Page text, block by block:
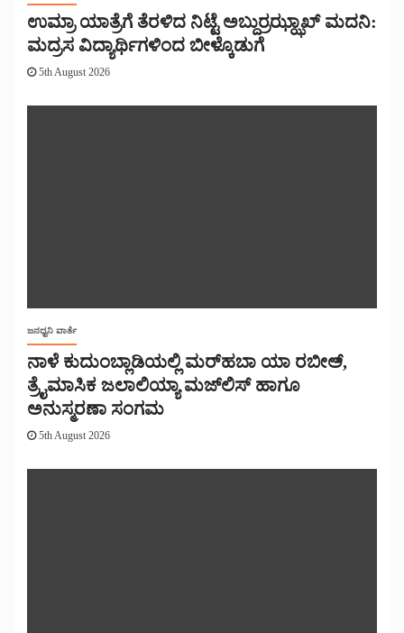
ಉಮ್ರಾ ಯಾತ್ರೆಗೆ ತೆರಳಿದ ನಿಟ್ಟೆ ಅಬ್ದುರ್ರಝ್ಝಾಖ್ ಮದನಿ:
ಮದ್ರಸ ವಿದ್ಯಾರ್ಥಿಗಳಿಂದ ಬೀಳ್ಕೊಡುಗೆ
5th August 2026
ಜನಧ್ವನಿ ವಾರ್ತೆ
ನಾಳೆ ಕುದುಂಬ್ಲಾಡಿಯಲ್ಲಿ ಮರ್‌‌ಹಬಾ ಯಾ ರಬೀಅ್,
ತ್ರೈಮಾಸಿಕ ಜಲಾಲಿಯ್ಯಾ ಮಜ್‌‌ಲಿಸ್‌‌ ಹಾಗೂ
ಅನುಸ್ಮರಣಾ ಸಂಗಮ
5th August 2026